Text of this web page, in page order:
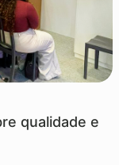
qualidade e